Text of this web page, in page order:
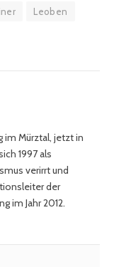
Leoben
im Mürztal, jetzt in
1997 als
verirrt und
der
im Jahr 2012.